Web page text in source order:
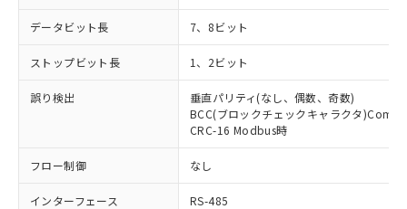
データビット長 7、8ビット
ストップビット長 1、2ビット
誤り検出
垂直パリティ(なし、偶数、奇数)
BCC(ブロックチェックキャラクタ
CRC-16 Modbus時
フロー制御 なし
インターフェース RS-485